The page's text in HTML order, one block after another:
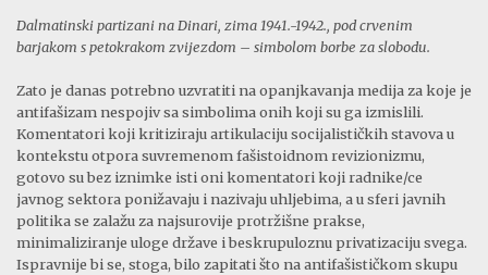
Dalmatinski partizani na Dinari, zima 1941.-1942., pod crvenim
barjakom s petokrakom zvijezdom – simbolom borbe za slobodu.
Zato je danas potrebno uzvratiti na opanjkavanja medija za koje je
antifašizam nespojiv sa simbolima onih koji su ga izmislili.
Komentatori koji kritiziraju artikulaciju socijalističkih stavova u
kontekstu otpora suvremenom fašistoidnom revizionizmu,
gotovo su bez iznimke isti oni komentatori koji radnike/ce
javnog sektora ponižavaju i nazivaju uhljebima, a u sferi javnih
politika se zalažu za najsurovije protržišne prakse,
minimaliziranje uloge države i beskrupuloznu privatizaciju svega.
Ispravnije bi se, stoga, bilo zapitati što na antifašističkom skupu